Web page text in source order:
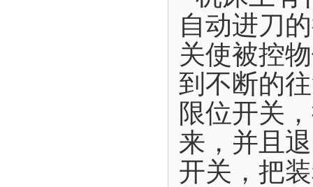
自动进刀
关使被控
到不断的
限位开关
来，并且
开关，把